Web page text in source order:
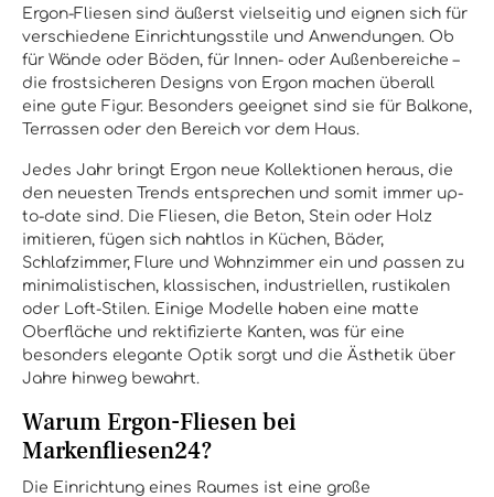
Ergon-Fliesen sind äußerst vielseitig und eignen sich für
verschiedene Einrichtungsstile und Anwendungen. Ob
für Wände oder Böden, für Innen- oder Außenbereiche –
die frostsicheren Designs von Ergon machen überall
eine gute Figur. Besonders geeignet sind sie für Balkone,
Terrassen oder den Bereich vor dem Haus.
Jedes Jahr bringt Ergon neue Kollektionen heraus, die
den neuesten Trends entsprechen und somit immer up-
to-date sind. Die Fliesen, die Beton, Stein oder Holz
imitieren, fügen sich nahtlos in Küchen, Bäder,
Schlafzimmer, Flure und Wohnzimmer ein und passen zu
minimalistischen, klassischen, industriellen, rustikalen
oder Loft-Stilen. Einige Modelle haben eine matte
Oberfläche und rektifizierte Kanten, was für eine
besonders elegante Optik sorgt und die Ästhetik über
Jahre hinweg bewahrt.
Warum Ergon-Fliesen bei
Markenfliesen24?
Die Einrichtung eines Raumes ist eine große